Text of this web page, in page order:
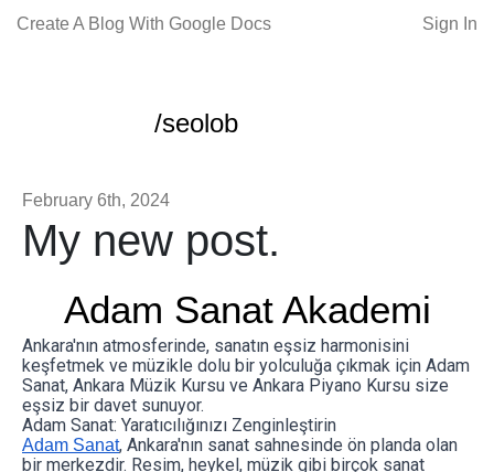
Create A Blog With Google Docs Sign In
/seolob
February 6th, 2024
My new post.
Adam Sanat Akademi
Ankara'nın atmosferinde, sanatın eşsiz harmonisini
keşfetmek ve müzikle dolu bir yolculuğa çıkmak için Adam
Sanat, Ankara Müzik Kursu ve Ankara Piyano Kursu size
eşsiz bir davet sunuyor.
Adam Sanat: Yaratıcılığınızı Zenginleştirin
Adam Sanat, Ankara'nın sanat sahnesinde ön planda olan
bir merkezdir. Resim, heykel, müzik gibi birçok sanat